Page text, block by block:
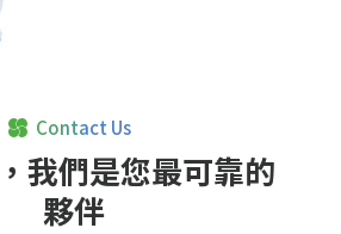
Contact Us
我們是您最可靠的
夥伴